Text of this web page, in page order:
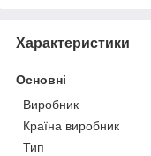
Характеристики
Основні
Виробник
Країна виробник
Тип